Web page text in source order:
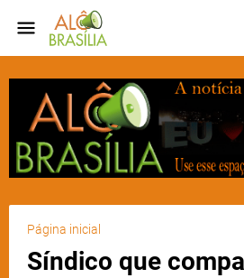
Página inicial
Síndico que